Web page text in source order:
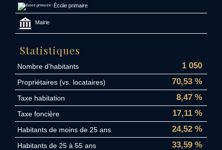
École primaire
Mairie
Statistiques
Nombre d'habitants 1 050
Propriétaires (vs. locataires) 70,53 %
Taxe habitation 8,47 %
Taxe foncière 17,11 %
Habitants de moins de 25 ans 24,52 %
Habitants de 25 à 55 ans 33,59 %